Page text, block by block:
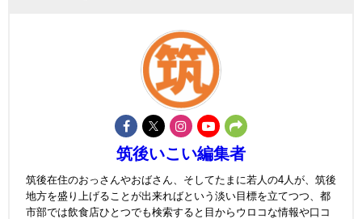
筑後いこい編集者
筑後在住のおっさんやおばさん、そしてたまに若人の4人が、筑後
地方を盛り上げることが出来ればという淡い目標を立てつつ、都
市部では飲食店ひとつでも検索すると目からウロコな情報や口コ